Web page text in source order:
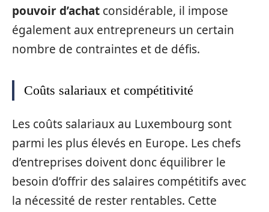
pouvoir d’achat considérable, il impose
également aux entrepreneurs un certain
nombre de contraintes et de défis.
Coûts salariaux et compétitivité
Les coûts salariaux au Luxembourg sont
parmi les plus élevés en Europe. Les chefs
d’entreprises doivent donc équilibrer le
besoin d’offrir des salaires compétitifs avec
la nécessité de rester rentables. Cette